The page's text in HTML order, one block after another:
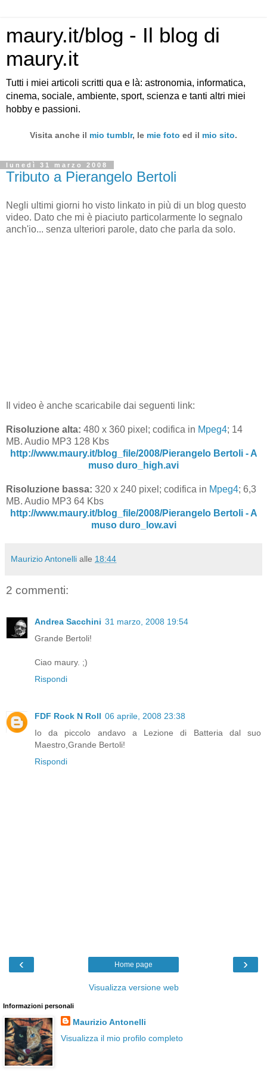
maury.it/blog - Il blog di
maury.it
Tutti i miei articoli scritti qua e là: astronomia, informatica,
cinema, sociale, ambiente, sport, scienza e tanti altri miei
hobby e passioni.
Visita anche il mio tumblr, le mie foto ed il mio sito.
lunedì 31 marzo 2008
Tributo a Pierangelo Bertoli
Negli ultimi giorni ho visto linkato in più di un blog questo
video. Dato che mi è piaciuto particolarmente lo segnalo
anch'io... senza ulteriori parole, dato che parla da solo.
Il video è anche scaricabile dai seguenti link:
Risoluzione alta: 480 x 360 pixel; codifica in Mpeg4; 14
MB. Audio MP3 128 Kbs
http://www.maury.it/blog_file/2008/Pierangelo Bertoli - A
muso duro_high.avi
Risoluzione bassa: 320 x 240 pixel; codifica in Mpeg4; 6,3
MB. Audio MP3 64 Kbs
http://www.maury.it/blog_file/2008/Pierangelo Bertoli - A
muso duro_low.avi
Maurizio Antonelli alle 18:44
2 commenti:
Andrea Sacchini 31 marzo, 2008 19:54
Grande Bertoli!
Ciao maury. ;)
Rispondi
FDF Rock N Roll 06 aprile, 2008 23:38
Io da piccolo andavo a Lezione di Batteria dal suo
Maestro,Grande Bertoli!
Rispondi
‹ ›
Home page
Visualizza versione web
Informazioni personali
Maurizio Antonelli
Visualizza il mio profilo completo